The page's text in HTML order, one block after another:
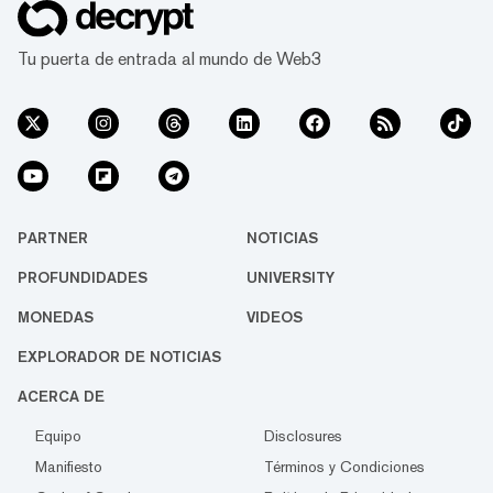
por igual a atarse los zapatos para correr y
el movimiento en forma de Green Satoshi T...
Tu puerta de entrada al mundo de Web3
PARTNER NOTICIAS
PROFUNDIDADES UNIVERSITY
MONEDAS VIDEOS
EXPLORADOR DE NOTICIAS
ACERCA DE
Equipo
Disclosures
Manifiesto
Términos y Condiciones